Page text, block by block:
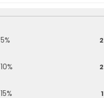
5% 2
10% 2
15% 1